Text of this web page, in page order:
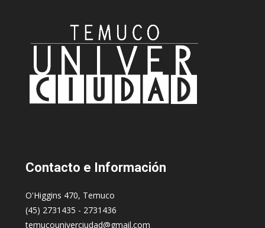
Contacto e Información
O'Higgins 470, Temuco
(45) 2731435 - 2731436
temucouniverciudad@gmail.com